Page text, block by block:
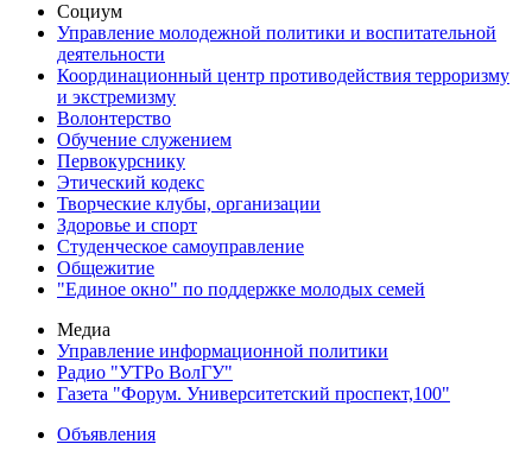
Социум
Управление молодежной политики и воспитательной
деятельности
Координационный центр противодействия терроризму
и экстремизму
Волонтерство
Обучение служением
Первокурснику
Этический кодекс
Творческие клубы, организации
Здоровье и спорт
Студенческое самоуправление
Общежитие
"Единое окно" по поддержке молодых семей
Медиа
Управление информационной политики
Радио "УТРо ВолГУ"
Газета "Форум. Университетский проспект,100"
Объявления